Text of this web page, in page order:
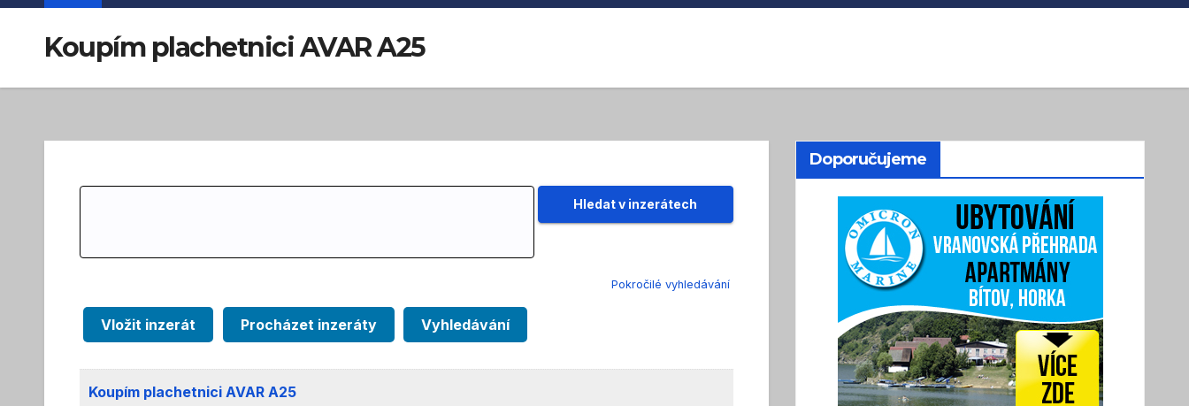
Koupím plachetnici AVAR A25
Pokročilé vyhledávání
Vložit inzerát Procházet inzeráty Vyhledávání
Koupím plachetnici AVAR A25
Doporučujeme